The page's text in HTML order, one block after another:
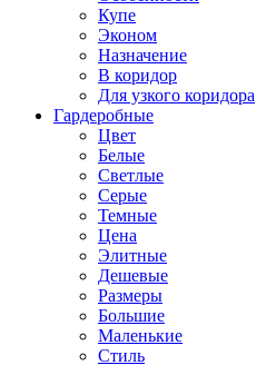
Купе
Эконом
Назначение
В коридор
Для узкого коридора
Гардеробные
Цвет
Белые
Светлые
Серые
Темные
Цена
Элитные
Дешевые
Размеры
Большие
Маленькие
Стиль